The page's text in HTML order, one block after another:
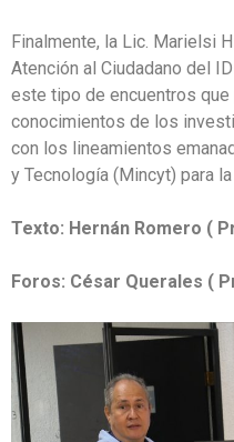
Finalmente, la Lic. Marielsi
Atención al Ciudadano del
este tipo de encuentros
conocimientos de los
con los lineamientos
y Tecnología (Mincyt) para
Texto: Hernán Romero (
Foros: César Querales (